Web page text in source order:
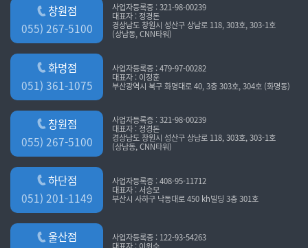
창원점
055) 267-5100
사업자등록증 : 321-98-00239
대표자 : 정경돈
경상남도 창원시 성산구 상남로 118, 303호, 303-1호
(상남동, CNN타워)
화명점
051) 361-1075
사업자등록증 : 479-97-00282
대표자 : 이정훈
부산광역시 북구 화명대로 40, 3층 303호, 304호 (화명동)
창원점
055) 267-5100
사업자등록증 : 321-98-00239
대표자 : 정경돈
경상남도 창원시 성산구 상남로 118, 303호, 303-1호
(상남동, CNN타워)
하단점
051) 201-1149
사업자등록증 : 408-95-11712
대표자 : 서승모
부산시 사하구 낙동대로 450 kh빌딩 3층 301호
울산점
사업자등록증 : 122-93-54263